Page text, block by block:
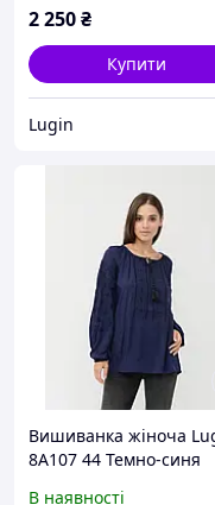
2 250₴
Купити
Lugin
Вишиванка жіноча
8А107 44 Темно-синя
В наявності